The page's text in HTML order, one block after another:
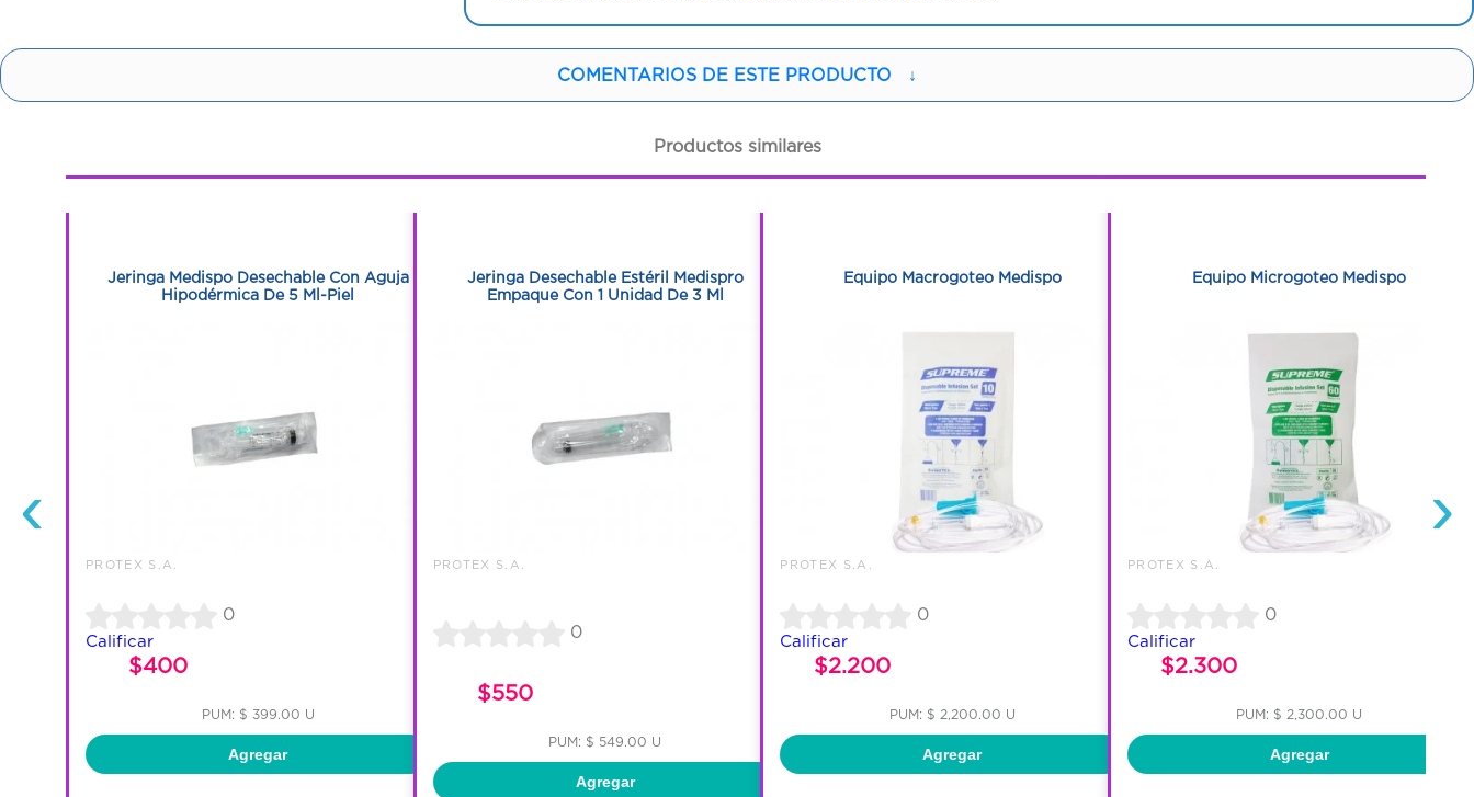
COMENTARIOS DE ESTE PRODUCTO ↓
Productos similares
‹
Jeringa Medispo Desechable Con Aguja
Hipodérmica De 5 Ml-Piel
PROTEX S.A.
0
Calificar
$400
PUM: $ 399.00 U
Agregar
Jeringa Desechable Estéril Medispro
Empaque Con 1 Unidad De 3 Ml
PROTEX S.A.
0
$550
PUM: $ 549.00 U
Agregar
Equipo Macrogoteo Medispo
PROTEX S.A.
0
Calificar
$2.200
PUM: $ 2,200.00 U
Agregar
Equipo Microgoteo Medispo
PROTEX S.A.
0
Calificar
$2.300
PUM: $ 2,300.00 U
Agregar
›